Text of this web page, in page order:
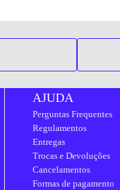
AJUDA
Perguntas Frequentes
Regulamentos
Entregas
Trocas e Devoluções
Cancelamentos
Formas de pagamento